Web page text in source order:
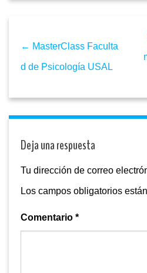
← MasterClass Faculta
d de Psicología USAL
Deja una respuesta
Tu dirección de correo
Los campos obligatorios
Comentario *